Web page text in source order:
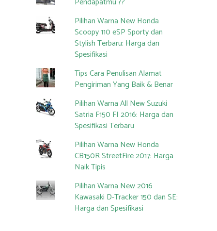
Pilihan Warna New Honda
Scoopy 110 eSP Sporty dan
Stylish Terbaru: Harga dan
Spesifikasi
Tips Cara Penulisan Alamat
Pengiriman Yang Baik & Benar
Pilihan Warna All New Suzuki
Satria F150 FI 2016: Harga dan
Spesifikasi Terbaru
Pilihan Warna New Honda
CB150R StreetFire 2017: Harga
Naik Tipis
Pilihan Warna New 2016
Kawasaki D-Tracker 150 dan SE:
Harga dan Spesifikasi